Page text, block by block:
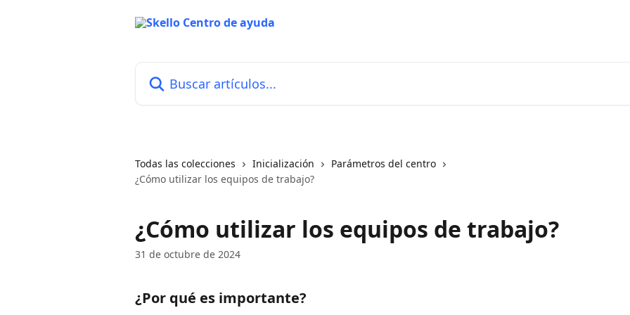
Todas las colecciones Inicialización
Parámetros del centro
¿Cómo utilizar los equipos de trabajo?
¿Cómo utilizar los equipos de trabajo?
31 de octubre de 2024
¿Por qué es importante?